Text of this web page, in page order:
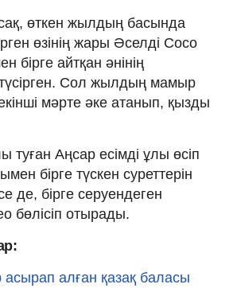
өткен жылдың басында
өзінің жары Әселді Сосо
бірге айтқан әнінің
Сол жылдың мамыр
мәрте әке атанып, қызды
Аңсар есімді ұлы өсіп
бірге түскен суреттерін
де, бірге серуендеген
бөлісіп отырады.
алған қазақ баласы